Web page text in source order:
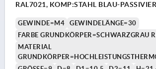
RAL7021, KOMP:STAHL BLAU-
GEWINDE=M4
GEWINDELÄNGE=30
FARBE GRUNDKÖRPER=SCHWARZGRAU
MATERIAL